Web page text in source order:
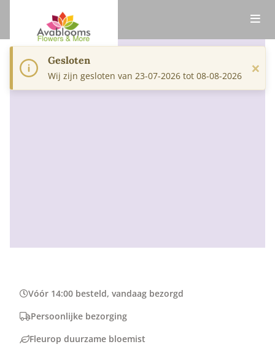
Vóór 14:00 besteld, vandaag bezorgd
Persoonlijke bezorging
Fleurop duurzame bloemist
Gesloten
Wij zijn gesloten van 23-07-2026 tot 08-08-2026 ×